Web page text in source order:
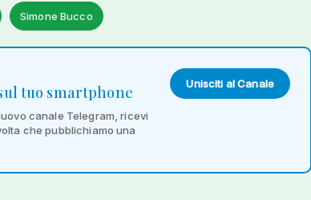
Simone Bucco
tuo smartphone
canale Telegram, ricevi
che pubblichiamo una
Unisciti al Canale